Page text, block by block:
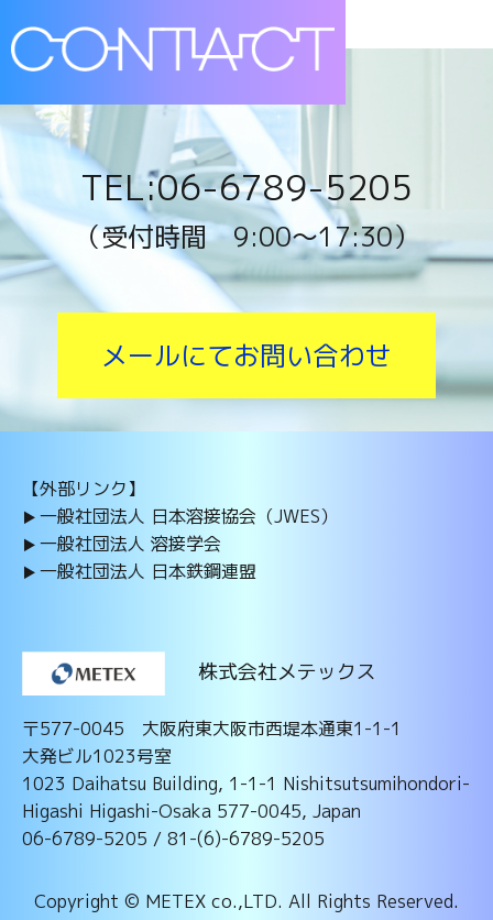
TEL:06-6789-5205
（受付時間 9:00〜17:30）
メールにてお問い合わせ
【外部リンク】
一般社団法人 日本溶接協会（JWES）
一般社団法人 溶接学会
一般社団法人 日本鉄鋼連盟
株式会社メテックス
〒577-0045 大阪府東大阪市西堤本通東1-1-1
大発ビル1023号室
1023 Daihatsu Building, 1-1-1 Nishitsutsumihondori-
Higashi Higashi-Osaka 577-0045, Japan
06-6789-5205 / 81-(6)-6789-5205
Copyright ©️ METEX co.,LTD. All Rights Reserved.